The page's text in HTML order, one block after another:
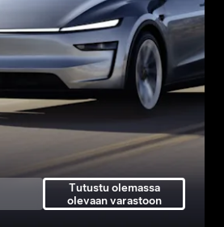
Tutustu olemassa
olevaan varastoon